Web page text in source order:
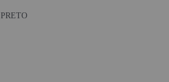
PRETO